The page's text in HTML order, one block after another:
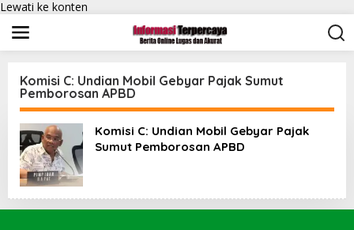
Lewati ke konten
Komisi C: Undian Mobil Gebyar Pajak Sumut
Pemborosan APBD
Komisi C: Undian Mobil Gebyar Pajak
Sumut Pemborosan APBD